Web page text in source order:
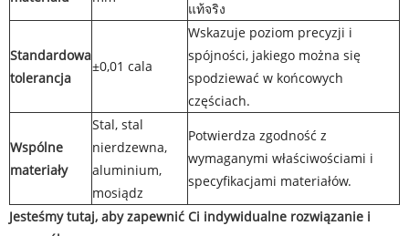
แท้จริง
Standardowa
tolerancja
±0,01 cala
Wskazuje poziom precyzji i
spójności, jakiego można się
spodziewać w końcowych
częściach.
Wspólne
materiały
Stal, stal
nierdzewna,
aluminium,
mosiądz
Potwierdza zgodność z
wymaganymi właściwościami i
specyfikacjami materiałów.
Jesteśmy tutaj, aby zapewnić Ci indywidualne rozwiązanie i